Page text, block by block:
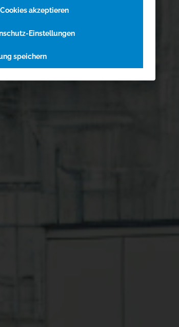
akzeptieren
Einstellungen
speichern